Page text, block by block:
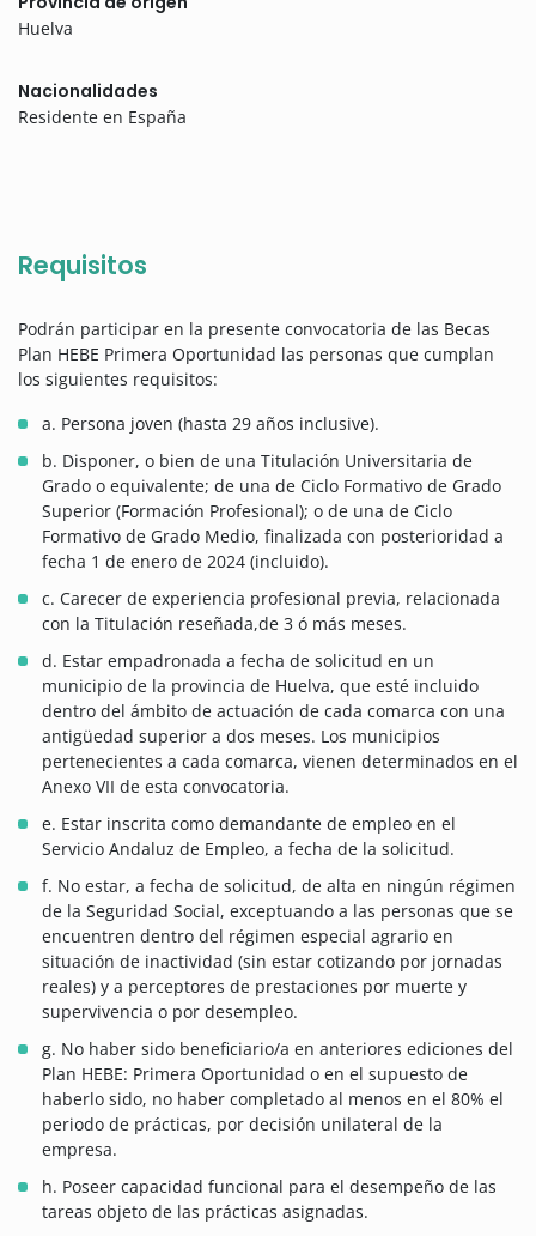
Huelva
Nacionalidades
Residente en España
Requisitos
Podrán participar en la presente convocatoria de las Becas
Plan HEBE Primera Oportunidad las personas que cumplan
los siguientes requisitos:
a. Persona joven (hasta 29 años inclusive).
b. Disponer, o bien de una Titulación Universitaria de
Grado o equivalente; de una de Ciclo Formativo de Grado
Superior (Formación Profesional); o de una de Ciclo
Formativo de Grado Medio, finalizada con posterioridad a
fecha 1 de enero de 2024 (incluido).
c. Carecer de experiencia profesional previa, relacionada
con la Titulación reseñada,de 3 ó más meses.
d. Estar empadronada a fecha de solicitud en un
municipio de la provincia de Huelva, que esté incluido
dentro del ámbito de actuación de cada comarca con una
antigüedad superior a dos meses. Los municipios
pertenecientes a cada comarca, vienen determinados en el
Anexo VII de esta convocatoria.
e. Estar inscrita como demandante de empleo en el
Servicio Andaluz de Empleo, a fecha de la solicitud.
f. No estar, a fecha de solicitud, de alta en ningún régimen
de la Seguridad Social, exceptuando a las personas que se
encuentren dentro del régimen especial agrario en
situación de inactividad (sin estar cotizando por jornadas
reales) y a perceptores de prestaciones por muerte y
supervivencia o por desempleo.
g. No haber sido beneficiario/a en anteriores ediciones del
Plan HEBE: Primera Oportunidad o en el supuesto de
haberlo sido, no haber completado al menos en el 80% el
periodo de prácticas, por decisión unilateral de la
empresa.
h. Poseer capacidad funcional para el desempeño de las
tareas objeto de las prácticas asignadas.